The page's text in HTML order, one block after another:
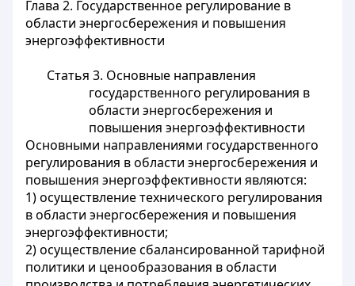
Глава 2. Государственное регулирование в
области энергосбережения и повышения
энергоэффективности
Статья 3. Основные направления
государственного регулирования в
области энергосбережения и
повышения энергоэффективности
Основными направлениями государственного
регулирования в области энергосбережения и
повышения энергоэффективности являются:
1) осуществление технического регулирования
в области энергосбережения и повышения
энергоэффективности;
2) осуществление сбалансированной тарифной
политики и ценообразования в области